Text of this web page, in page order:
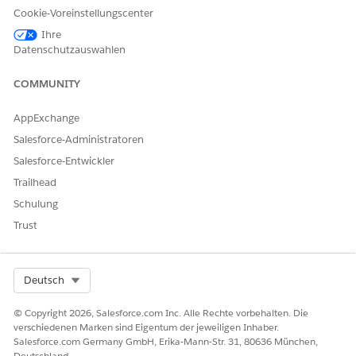
Stockwerk: Die Stockwerknummer des Servicestandorts.
Schreibtischnummer: Der spezifische Schreibtisch- oder
Arbeitsplatzkennzeichner für die Serviceanforderung.
Manuelle Abwicklung
Abwicklung an das IT-Team weiter. Sie können einen Flow in
Flow Builder erstellen, um benutzerdefinierte Logik wie
Manager-Genehmigungen oder die automatisierte
Abwicklung einzuschließen.
Integration
Diese Vorlage enthält keine vorkonfigurierten Integrationen
erstellen, die definieren, wie die Anforderung erfasst und
erfüllt wird.
Cookie-Voreinstellungscenter
Ihre
Datenschutzauswahlen
COMMUNITY
AppExchange
Salesforce-Administratoren
Salesforce-Entwickler
Trailhead
Schulung
Trust
Deutsch
© Copyright 2026, Salesforce.com Inc. Alle Rechte vorbehalten. Die
verschiedenen Marken sind Eigentum der jeweiligen Inhaber.
Salesforce.com Germany GmbH, Erika-Mann-Str. 31, 80636 München,